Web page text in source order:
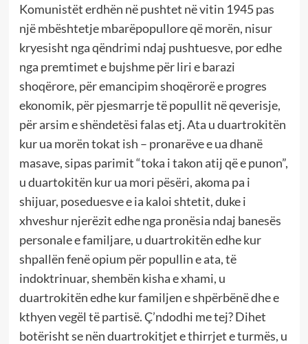
Komunistët erdhën në pushtet në vitin 1945 pas
një mbështetje mbarëpopullore që morën, nisur
kryesisht nga qëndrimi ndaj pushtuesve, por edhe
nga premtimet e bujshme për liri e barazi
shoqërore, për emancipim shoqërorë e progres
ekonomik, për pjesmarrje të popullit në qeverisje,
për arsim e shëndetësi falas etj. Ata u duartrokitën
kur ua morën tokat ish – pronarëve e ua dhanë
masave, sipas parimit “toka i takon atij që e punon”,
u duartokitën kur ua mori pësëri, akoma pa i
shijuar, poseduesve e ia kaloi shtetit, duke i
xhveshur njerëzit edhe nga pronësia ndaj banesës
personale e familjare, u duartrokitën edhe kur
shpallën fenë opium për popullin e ata, të
indoktrinuar, shembën kisha e xhami, u
duartrokitën edhe kur familjen e shpërbënë dhe e
kthyen vegël të partisë. Ç’ndodhi me tej? Dihet
botërisht se nën duartrokitjet e thirrjet e turmës, u